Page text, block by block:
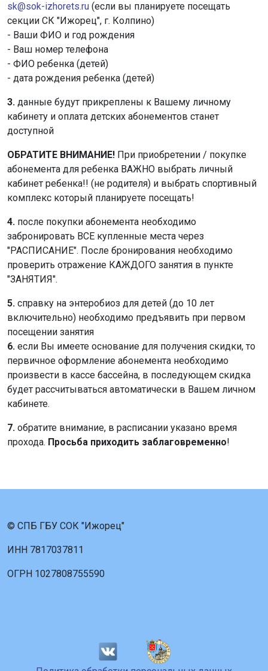
sk@sok-izhorets.ru (если вы планируете посещать
секции СК "Ижорец", г. Колпино)
- Ваши ФИО и год рождения
- Ваш номер телефона
- ФИО ребенка (детей)
- дата рождения ребенка (детей)
3. данные будут прикреплены к Вашему личному
кабинету и оплата детских абонементов станет
доступной
ОБРАТИТЕ ВНИМАНИЕ! При приобретении / покупке
абонемента для ребенка ВАЖНО выбрать личный
кабинет ребенка!! (не родителя) и выбрать спортивный
комплекс который планируете посещать!
4. после покупки абонемента необходимо
забронировать ВСЕ купленные места через
"РАСПИСАНИЕ". После бронирования необходимо
проверить отражение КАЖДОГО занятия в пункте
"ЗАНЯТИЯ".
5. справку на энтеробиоз для детей (до 10 лет
включительно) необходимо предъявить при первом
посещении занятия
6. если Вы имеете основание для получения скидки, то
первичное оформление абонемента необходимо
произвести в кассе бассейна, в последующем скидка
будет рассчитываться автоматически в Вашем личном
кабинете.
7. обратите внимание, в расписании указано время
прохода. Просьба приходить заблаговременно!
© СПБ ГБУ СОК "Ижорец"
ИНН 7817037811
ОГРН 1027808755590